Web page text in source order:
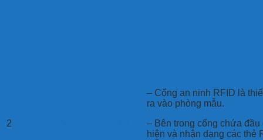
2
– Cổng an ninh RFID là
ra vào phòng mẫu.
– Bên trong cổng chứa đầu
hiện và nhận dạng các thẻ